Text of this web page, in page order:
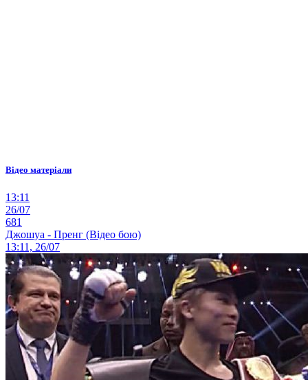
Відео матеріали
13:11
26/07
681
Джошуа - Пренг (Відео бою)
13:11, 26/07